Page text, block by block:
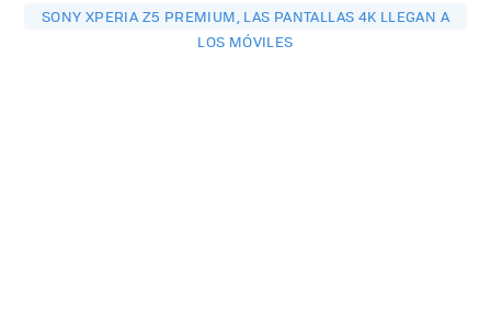
SONY XPERIA Z5 PREMIUM, LAS PANTALLAS 4K LLEGAN A
LOS MÓVILES